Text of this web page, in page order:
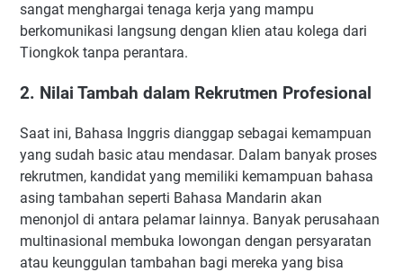
sangat menghargai tenaga kerja yang mampu
berkomunikasi langsung dengan klien atau kolega dari
Tiongkok tanpa perantara.
2. Nilai Tambah dalam Rekrutmen Profesional
Saat ini, Bahasa Inggris dianggap sebagai kemampuan
yang sudah basic atau mendasar. Dalam banyak proses
rekrutmen, kandidat yang memiliki kemampuan bahasa
asing tambahan seperti Bahasa Mandarin akan
menonjol di antara pelamar lainnya. Banyak perusahaan
multinasional membuka lowongan dengan persyaratan
atau keunggulan tambahan bagi mereka yang bisa